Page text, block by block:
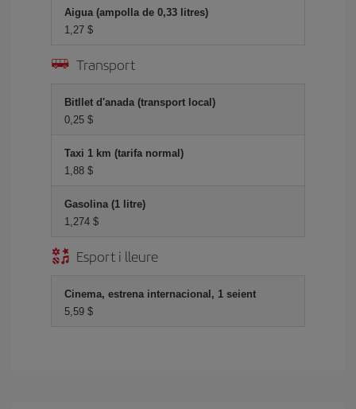
Aigua (ampolla de 0,33 litres)
1,27 $
Transport
Bitllet d'anada (transport local)
0,25 $
Taxi 1 km (tarifa normal)
1,88 $
Gasolina (1 litre)
1,274 $
Esport i lleure
Cinema, estrena internacional, 1 seient
5,59 $